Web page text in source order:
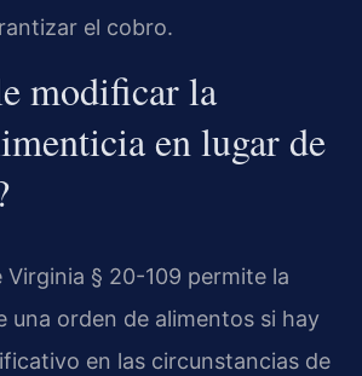
el cobro.
modificar la
en lugar de
Virginia § 20-109 permite la
una orden de alimentos si hay
en las circunstancias de